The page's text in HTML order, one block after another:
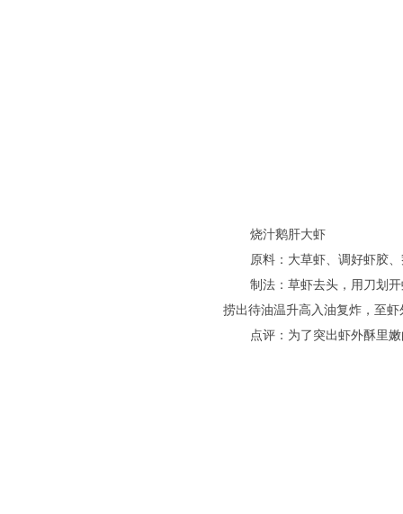
烧汁鹅肝大虾
原料：大草虾、调好虾胶
制法：草虾去头，用刀划
捞出待油温升高入油复炸，至
点评：为了突出虾外酥里